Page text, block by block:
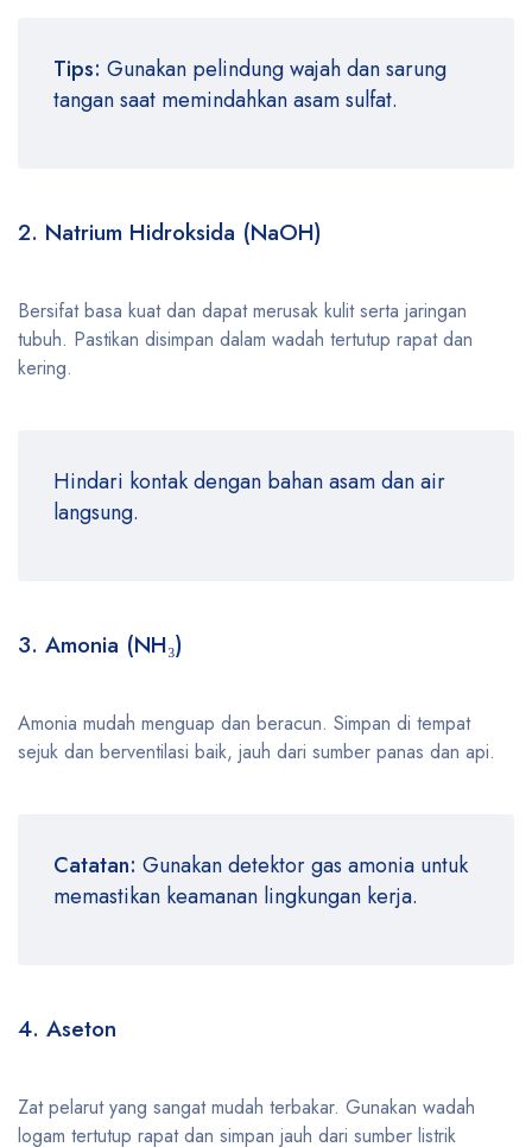
Tips: Gunakan pelindung wajah dan sarung
tangan saat memindahkan asam sulfat.
2. Natrium Hidroksida (NaOH)
Bersifat basa kuat dan dapat merusak kulit serta jaringan
tubuh. Pastikan disimpan dalam wadah tertutup rapat dan
kering.
Hindari kontak dengan bahan asam dan air
langsung.
3. Amonia (NH₃)
Amonia mudah menguap dan beracun. Simpan di tempat
sejuk dan berventilasi baik, jauh dari sumber panas dan api.
Catatan: Gunakan detektor gas amonia untuk
memastikan keamanan lingkungan kerja.
4. Aseton
Zat pelarut yang sangat mudah terbakar. Gunakan wadah
logam tertutup rapat dan simpan jauh dari sumber listrik